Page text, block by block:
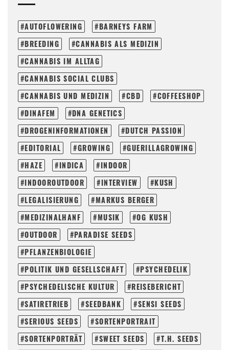
AUTOFLOWERING
BARNEYS FARM
BREEDING
CANNABIS ALS MEDIZIN
CANNABIS IM ALLTAG
CANNABIS SOCIAL CLUBS
CANNABIS UND MEDIZIN
CBD
COFFEESHOP
DINAFEM
DNA GENETICS
DROGENINFORMATIONEN
DUTCH PASSION
EDITORIAL
GROWING
GUERILLAGROWING
HAZE
INDICA
INDOOR
INDOOROUTDOOR
INTERVIEW
KUSH
LEGALISIERUNG
MARKUS BERGER
MEDIZINALHANF
MUSIK
OG KUSH
OUTDOOR
PARADISE SEEDS
PFLANZENBIOLOGIE
POLITIK UND GESELLSCHAFT
PSYCHEDELIK
PSYCHEDELISCHE KULTUR
REISEBERICHT
SATIRETRIEB
SEEDBANK
SENSI SEEDS
SERIOUS SEEDS
SORTENPORTRAIT
SORTENPORTRÄT
SWEET SEEDS
T.H. SEEDS